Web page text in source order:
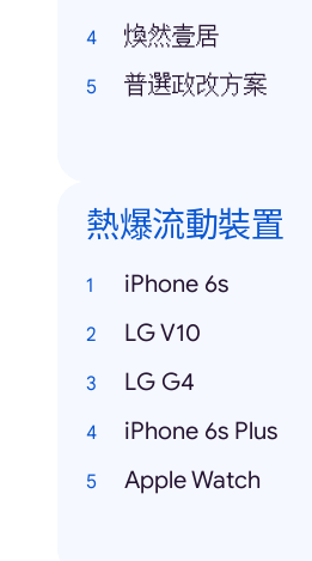
煥然壹居
普選政改方案
熱爆流動裝置
iPhone 6s
LG V10
LG G4
iPhone 6s Plus
Apple Watch